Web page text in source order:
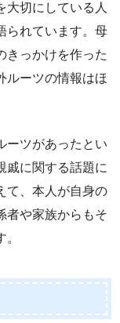
大切にしている人
られています。母
きっかけを作った
ルーツの情報はほ
ーツがあったとい
戚に関する話題に
て、本人が自身の
者や家族からもそ